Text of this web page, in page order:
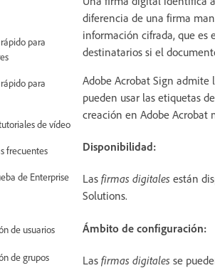
para
para
de vídeo
frecuentes
de Enterprise
de usuarios
de grupos
diferencia de una firma
información cifrada, que es
destinatarios si el
Adobe Acrobat Sign
pueden usar las etiquetas
creación en Adobe Acrobat
Disponibilidad:
Las firmas digitales están
Solutions.
Ámbito de configuración:
Las firmas digitales se